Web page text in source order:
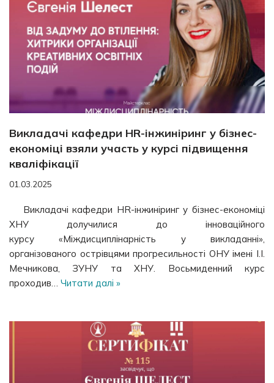
Викладачі кафедри HR-інжиніринг у бізнес-
економіці взяли участь у курсі підвищення
кваліфікації
01.03.2025
Викладачі кафедри HR-інжиніринг у бізнес-економіці
ХНУ долучилися до інноваційного
курсу «Міждисциплінарність у викладанні»,
організованого острівцями прогресильності ОНУ імені І.І.
Мечникова, ЗУНУ та ХНУ. Восьмиденний курс
проходив… Читати далі »